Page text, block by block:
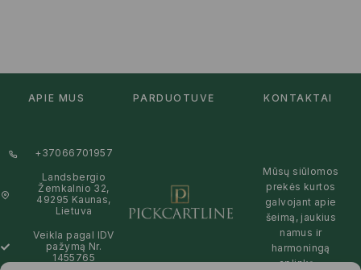
APIE MUS PARDUOTUVĖ KONTAKTAI
+37066701957
Landsbergio
Žemkalnio 32,
49295 Kaunas,
Lietuva
Veikla pagal IDV
pažymą Nr.
1455765
Mūsų siūlomos
prekės kurtos
galvojant apie
šeimą, jaukius
namus ir
harmoningą
aplinką –